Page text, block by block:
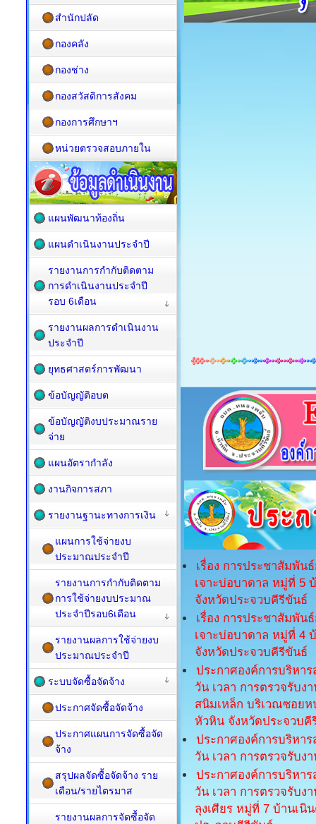
เรื่อง การประชาสัมพัน
เจาะบ่อบาดาล หมู่ที่ 5
จังหวัดประจวบคีรีขันธ์
เรื่อง การประชาสัมพัน
เจาะบ่อบาดาล หมู่ที่ 4
จังหวัดประจวบคีรีขันธ์
ประกาศองค์การบริหา
วัน เวลา การตรวจรับง
สนิมเหล็ก บริเวณซอยห
หัวหิน จังหวัดประจวบคี
ประกาศองค์การบริหา
วัน เวลา การตรวจรับง
ประกาศองค์การบริหา
วัน เวลา การตรวจรับง
ลุงเศียร หมู่ที่ 7 บ้านเนิ
สำนักปลัด
กองคลัง
กองช่าง
กองสวัสดิการสังคม
กองการศึกษาฯ
หน่วยตรวจสอบภายใน
แผนพัฒนาท้องถิ่น
แผนดำเนินงานประจำปี
รายงานการกำกับติดตาม
การดำเนินงานประจำปี
รอบ 6เดือน
รายงานผลการดำเนินงาน
ประจำปี
ยุทธศาสตร์การพัฒนา
ข้อบัญญัติอบต
ข้อบัญญัติงบประมาณราย
จ่าย
แผนอัตรากำลัง
งานกิจการสภา
รายงานฐานะทางการเงิน
แผนการใช้จ่ายงบ
ประมาณประจำปี
รายงานการกำกับติดตาม
การใช้จ่ายงบประมาณ
ประจำปีรอบ6เดือน
รายงานผลการใช้จ่ายงบ
ประมาณประจำปี
ระบบจัดซื้อจัดจ้าง
ประกาศจัดซื้อจัดจ้าง
ประกาศแผนการจัดซื้อจัด
จ้าง
สรุปผลจัดซื้อจัดจ้าง ราย
เดือน/รายไตรมาส
รายงานผลการจัดซื้อจัด